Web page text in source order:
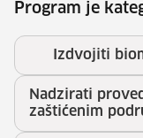
Program je
Izdvojiti
Nadzirati
zaštićenim